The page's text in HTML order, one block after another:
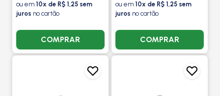
ou em 10x de R$ 1,25 sem
juros no cartão
COMPRAR
ou em 10x de R$ 1,25 sem
juros no cartão
COMPRAR